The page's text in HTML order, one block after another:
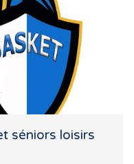
séniors loisirs